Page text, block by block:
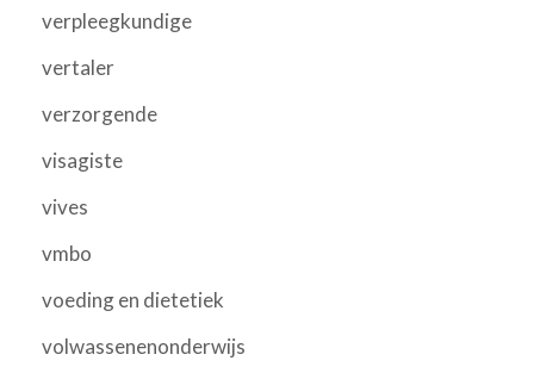
verpleegkundige
vertaler
verzorgende
visagiste
vives
vmbo
voeding en dietetiek
volwassenenonderwijs